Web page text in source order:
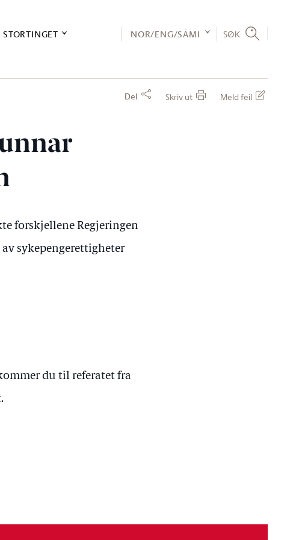
NOR/ENG/SÁMI SØK
Del Skriv ut Meld feil
forskjellene Regjeringen
sykepengerettigheter
du til referatet fra